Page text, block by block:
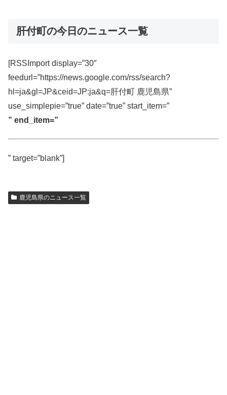
肝付町の今日のニュース一覧
[RSSImport display=”30″
feedurl=”https://news.google.com/rss/search?
hl=ja&gl=JP&ceid=JP:ja&q=肝付町 鹿児島県”
use_simplepie=”true” date=”true” start_item=”
” end_item=”
” target=”blank”]
鹿児島県のニュース一覧